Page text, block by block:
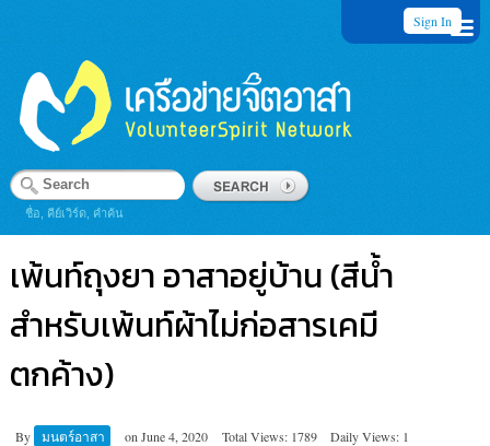
Sign In
ชื่อ, คีย์เวิร์ด, คำค้น
เพ้นท์ถุงยา อาสาอยู่บ้าน (สีน้ำ
สำหรับเพ้นท์ผ้าไม่ก่อสารเคมี
ตกค้าง)
By มนตร์อาสา on June 4, 2020 Total Views: 1789
Daily Views: 1